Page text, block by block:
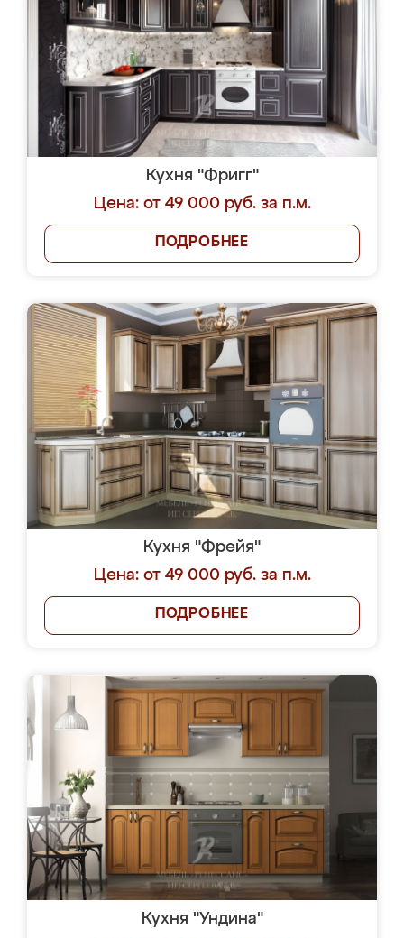
Кухня "Фригг"
Цена: от 49 000 руб. за п.м.
ПОДРОБНЕЕ
Кухня "Фрейя"
Цена: от 49 000 руб. за п.м.
ПОДРОБНЕЕ
Кухня "Ундина"